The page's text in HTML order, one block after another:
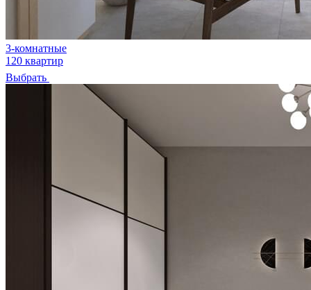
3-комнатные
120 квартир
Выбрать